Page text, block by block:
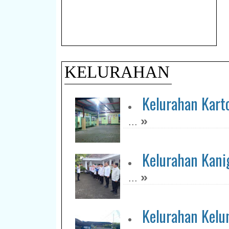
KELURAHAN
Kelurahan
... »
Kelurahan
... »
Kelurahan